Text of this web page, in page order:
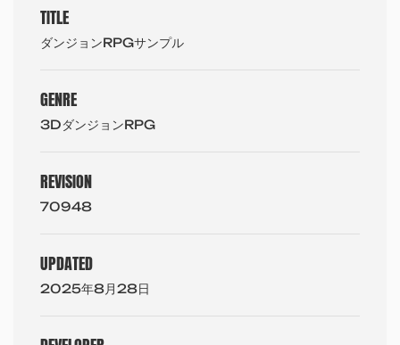
TITLE
ダンジョンRPGサンプル
GENRE
3DダンジョンRPG
REVISION
70948
UPDATED
2025年8月28日